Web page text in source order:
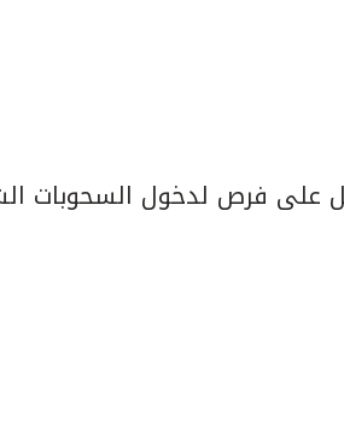
على فرص لدخول السحوبات